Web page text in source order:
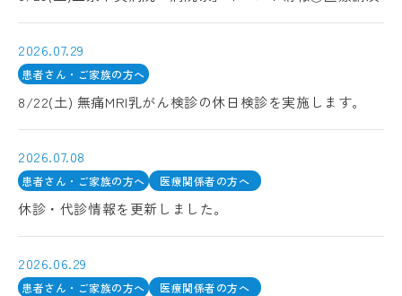
2026.07.29
患者さん・ご家族の方へ
8/22(土) 無痛MRI乳がん検診の休日検診を実施します。
2026.07.08
患者さん・ご家族の方へ 医療関係者の方へ
休診・代診情報を更新しました。
2026.06.29
患者さん・ご家族の方へ 医療関係者の方へ